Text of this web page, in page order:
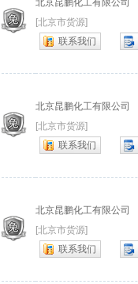
北京昆鹏化工有限公司
[北京市货源]
联系我们
北京昆鹏化工有限公司
[北京市货源]
联系我们
北京昆鹏化工有限公司
[北京市货源]
联系我们